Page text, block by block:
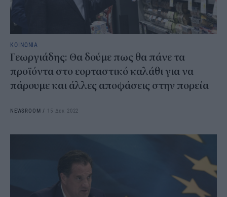
ΚΟΙΝΩΝΙΑ
Γεωργιάδης: Θα δούμε πως θα πάνε τα
προϊόντα στο εορταστικό καλάθι για να
πάρουμε και άλλες αποφάσεις στην πορεία
NEWSROOM / 15 Δεκ 2022